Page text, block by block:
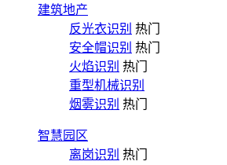
建筑地产
反光衣识别 热门
安全帽识别 热门
火焰识别 热门
重型机械识别
烟雾识别 热门
智慧园区
离岗识别 热门